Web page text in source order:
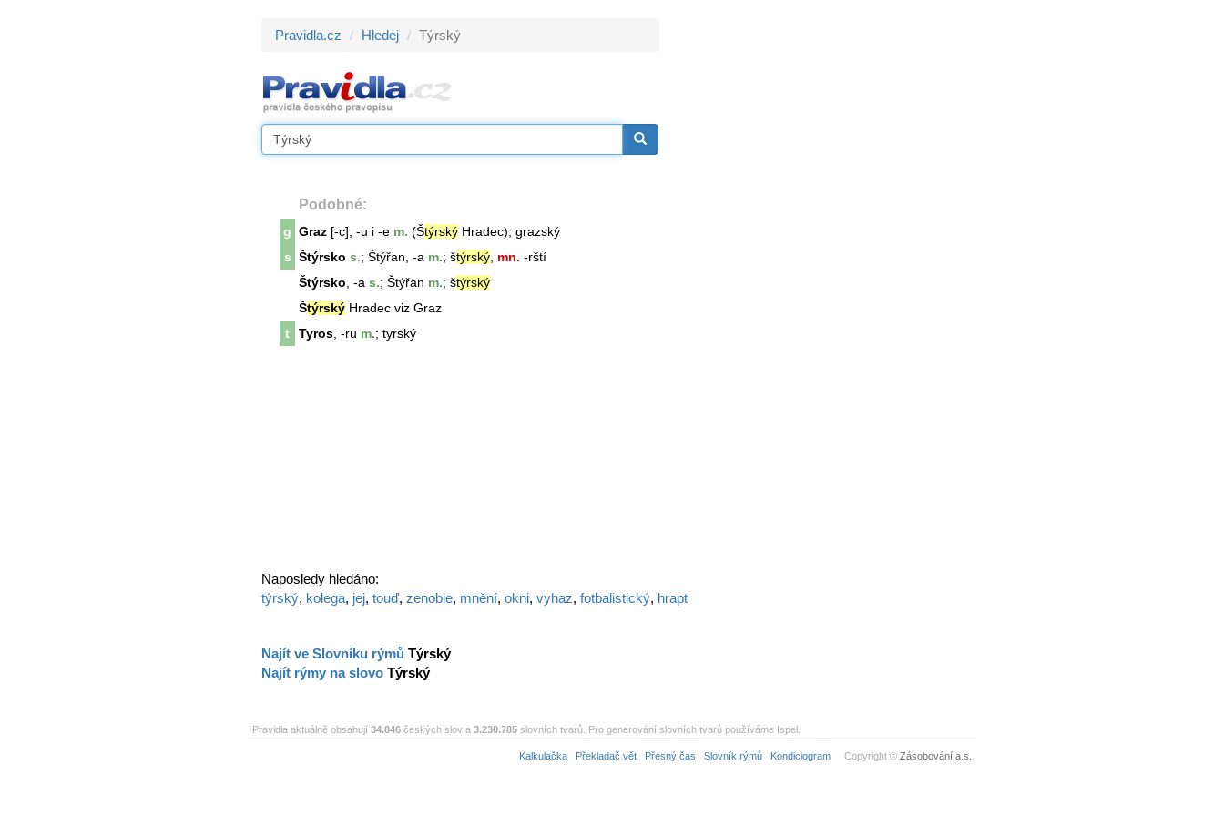
Pravidla.cz Hledej Týrský
Podobné:
g Graz [-c], -u i -e m. (Štýrský Hradec); grazský
s Štýrsko s.; Štýřan, -a m.; štýrský mn. -rští
Štýrsko , -a s.; Štýřan m.; štýrský
Štýrský Hradec viz Graz
t
Tyros , -ru m.; tyrský
Naposledy hledáno:
týrský, kolega, jej, touď, zenobie, mnění, okni, vyhaz, fotbalistický, hrapt
Najít ve Slovníku rýmů Týrský
Najít rýmy na slovo Týrský
Pravidla aktuálně obsahují 34.846 českých slov a 3.230.785 slovních tvarů. Pro generování slovních tvarů používáme Ispel.
Kalkulačka Překladač vět Přesný čas Slovník rýmů Kondiciogram Copyright © Zásobování a.s.